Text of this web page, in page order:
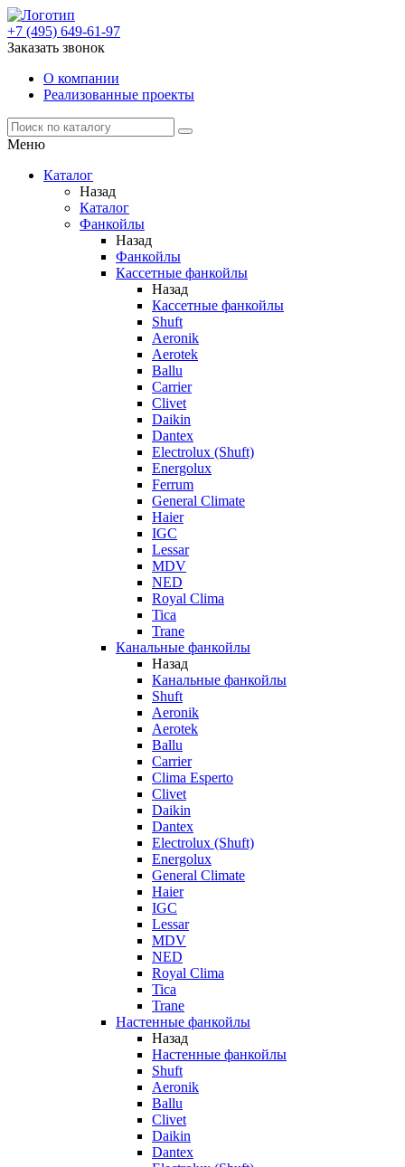
+7 (495) 649-61-97
Заказать звонок
О компании
Реализованные проекты
Меню
Каталог
Назад
Каталог
Фанкойлы
Назад
Фанкойлы
Кассетные фанкойлы
Назад
Кассетные фанкойлы
Shuft
Aeronik
Aerotek
Ballu
Carrier
Clivet
Daikin
Dantex
Electrolux (Shuft)
Energolux
Ferrum
General Climate
Haier
IGC
Lessar
MDV
NED
Royal Clima
Tica
Trane
Канальные фанкойлы
Назад
Канальные фанкойлы
Shuft
Aeronik
Aerotek
Ballu
Carrier
Clima Esperto
Clivet
Daikin
Dantex
Electrolux (Shuft)
Energolux
General Climate
Haier
IGC
Lessar
MDV
NED
Royal Clima
Tica
Trane
Настенные фанкойлы
Назад
Настенные фанкойлы
Shuft
Aeronik
Ballu
Clivet
Daikin
Dantex